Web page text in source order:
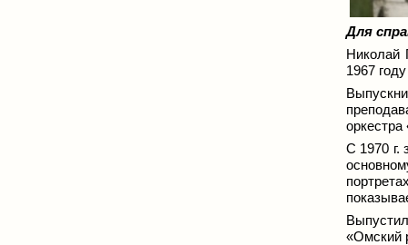
Для
Николай
1967
С 1970 г.
«Омский